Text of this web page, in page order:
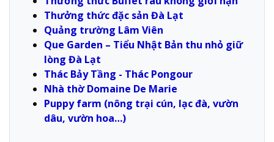
Thưởng thức đặc sản Đà Lạt
Quảng trường Lâm Viên
Que Garden – Tiểu Nhật Bản thu nhỏ giữ
lòng Đà Lạt
Thác Bảy Tầng - Thác Pongour
Nhà thờ Domaine De Marie
Puppy farm (nông trại cún, lạc đà, vườn
dâu, vườn hoa…)